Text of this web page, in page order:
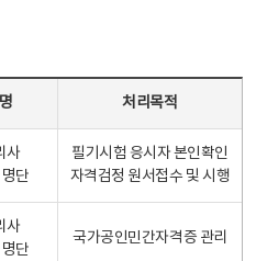
처리목적
사
단
필기시험 응시자 본인확인
자격검정 원서접수 및 시행
사
단
국가공인민간자격증 관리